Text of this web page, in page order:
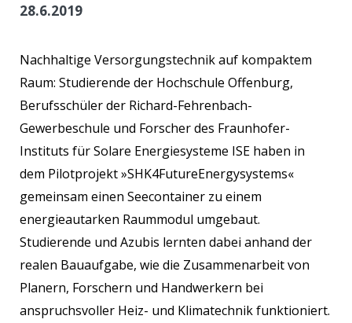
28.6.2019
Nachhaltige Versorgungstechnik auf kompaktem
Raum: Studierende der Hochschule Offenburg,
Berufsschüler der Richard-Fehrenbach-
Gewerbeschule und Forscher des Fraunhofer-
Instituts für Solare Energiesysteme ISE haben in
dem Pilotprojekt »SHK4FutureEnergysystems«
gemeinsam einen Seecontainer zu einem
energieautarken Raummodul umgebaut.
Studierende und Azubis lernten dabei anhand der
realen Bauaufgabe, wie die Zusammenarbeit von
Planern, Forschern und Handwerkern bei
anspruchsvoller Heiz- und Klimatechnik funktioniert.